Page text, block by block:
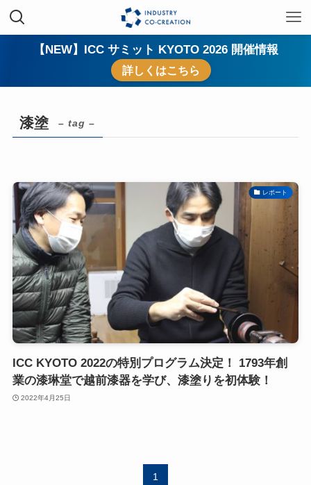
【NEW】ICC サミット KYOTO 2026 開催情報
詳しくはこちら
漆塗 – tag –
レポート
ICC KYOTO 2022の特別プログラム決定！ 1793年創
業の漆琳堂で越前漆器を学び、漆塗りを初体験！
2022年4月25日
1